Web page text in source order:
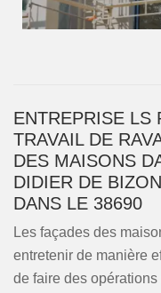
ENTREPRISE LS
TRAVAIL DE
DES MAISONS
DIDIER DE
DANS LE 38690
Les façades des
entretenir de manière
de faire des